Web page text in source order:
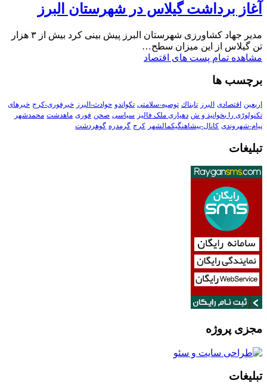
آغاز برداشت گیلاس در شهرستان البرز
مدیر جهاد کشاورزی شهرستان البرز پیش بینی کرد بیش از ۳ هزار
تن گیلاس از این میزان سطح…
مشاهده تمام پست های اقتصاد
برچسب ها
اربعین اقتصادی البرز تابناك توصیه-سلامتی تکواندو حوادث-البرز خبرفوری-کرج خبرهای
تکنولوڑی را بخوانید و ش دهیاری ملک فالیز سیاسی صحن فوری ماهدشت محمدشهر
پیام-شهروندی کانال-پیشاهنگیکمالشهر کرج گرمدره گوهردشت
تبلیغات
مجزی پروژه
تبلیغات